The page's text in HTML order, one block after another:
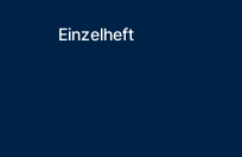
Einzelheft